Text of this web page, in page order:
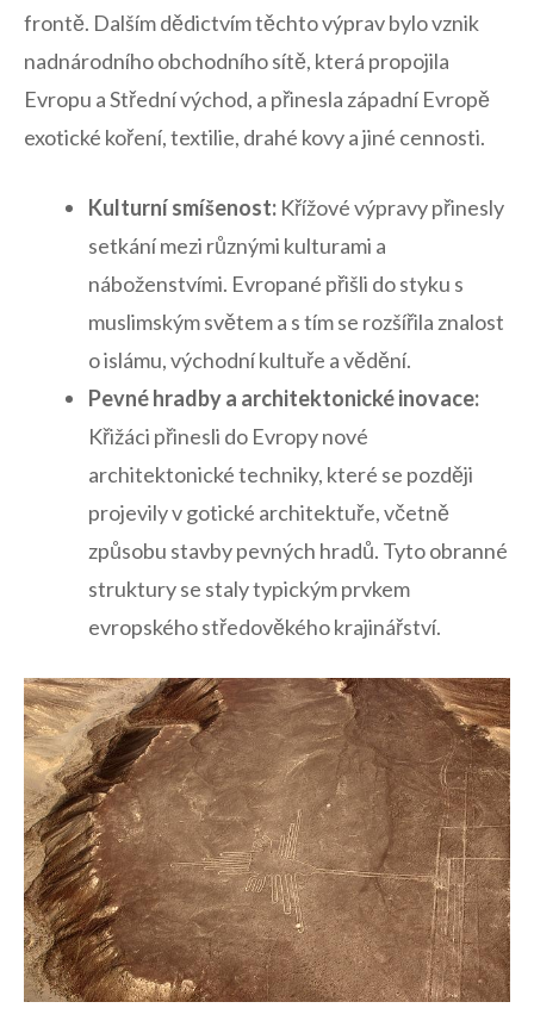
frontě. Dalším dědictvím těchto výprav bylo vznik
nadnárodního obchodního sítě, která ​propojila
Evropu a Střední východ, a přinesla západní Evropě
exotické ⁣koření, textilie, ‌drahé kovy a jiné ‌cennosti.
Kulturní smíšenost: ⁤Křížové výpravy‌ přinesly
setkání mezi různými kulturami a
náboženstvími. Evropané přišli do styku s
muslimským světem a s tím se ⁢rozšířila znalost
o islámu, východní kultuře a ​vědění.
Pevné hradby‌ a architektonické inovace:
⁢Křižáci přinesli do Evropy nové
architektonické techniky, které se později⁢
projevily v gotické architektuře, včetně
způsobu stavby pevných hradů.⁣ Tyto obranné
struktury se staly​ typickým prvkem
evropského středověkého​ krajinářství.